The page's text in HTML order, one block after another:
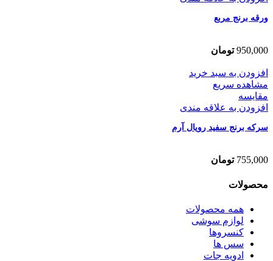
ورقه برنج مربع
950,000 تومان
افزودن به سبد خرید
مشاهده سریع
مقایسه
افزودن به علاقه مندی
سرکه برنج سفید رویال آرم
755,000 تومان
محصولات
همه محصولات
لوازم سوشی
کنسروها
سس ها
ادویه جات